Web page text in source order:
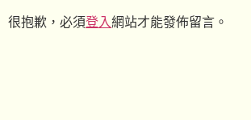
很抱歉，必須登入網站才能發佈留言。